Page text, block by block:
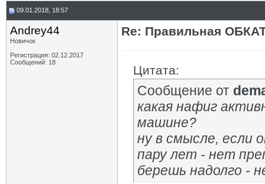
09.01.2018, 18:57
Andrey44
Новичок
Регистрация: 02.12.2017
Сообщений: 18
Re: Правильная
Цитата:
Сообщение от
какая нафиг
машине?
ну в смысле, если
пару лет - нет
берешь надолго -